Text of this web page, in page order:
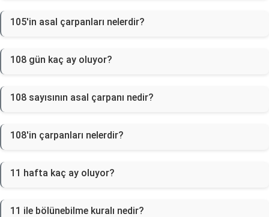
105'in asal çarpanları nelerdir?
108 gün kaç ay oluyor?
108 sayısının asal çarpanı nedir?
108'in çarpanları nelerdir?
11 hafta kaç ay oluyor?
11 ile bölünebilme kuralı nedir?